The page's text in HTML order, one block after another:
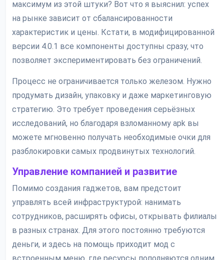
максимум из этой штуки? Вот что я выяснил: успех
на рынке зависит от сбалансированности
характеристик и цены. Кстати, в модифицированной
версии 4.0.1 все компоненты доступны сразу, что
позволяет экспериментировать без ограничений.
Процесс не ограничивается только железом. Нужно
продумать дизайн, упаковку и даже маркетинговую
стратегию. Это требует проведения серьёзных
исследований, но благодаря взломанному apk вы
можете мгновенно получать необходимые очки для
разблокировки самых продвинутых технологий.
Управление компанией и развитие
Помимо создания гаджетов, вам предстоит
управлять всей инфраструктурой: нанимать
сотрудников, расширять офисы, открывать филиалы
в разных странах. Для этого постоянно требуются
деньги, и здесь на помощь приходит мод с